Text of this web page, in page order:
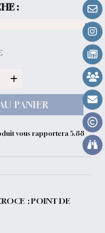
:
PANIER
vous rapportera5.88
; POINT DE